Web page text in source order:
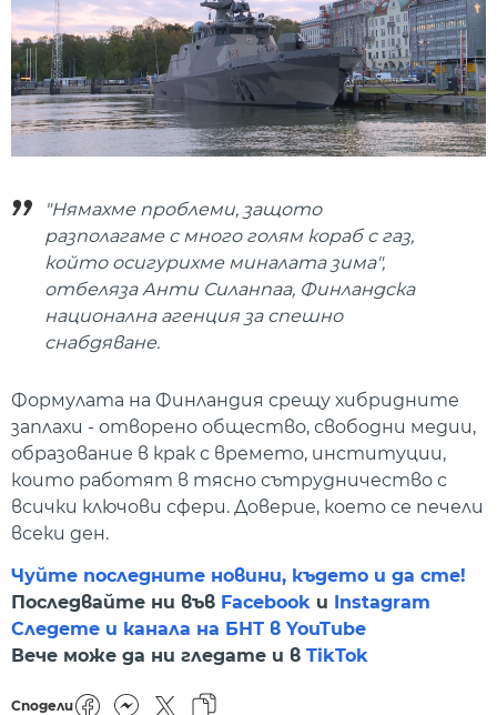
"Нямахме проблеми, защото
разполагаме с много голям кораб с газ,
който осигурихме миналата зима",
отбеляза Анти Силанпаа, Финландска
национална агенция за спешно
снабдяване.
Формулата на Финландия срещу хибридните
заплахи - отворено общество, свободни медии,
образование в крак с времето, институции,
които работят в тясно сътрудничество с
всички ключови сфери. Доверие, което се печели
всеки ден.
Чуйте последните новини, където и да сте!
Последвайте ни във Facebook и
Instagram
Следете и канала на БНТ в YouTube
Вече може да ни гледате и в TikTok
Сподели